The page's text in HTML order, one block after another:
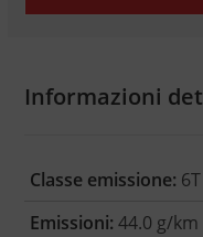
Informazioni
Classe emissione: 6T
Emissioni: 44.0 g/km